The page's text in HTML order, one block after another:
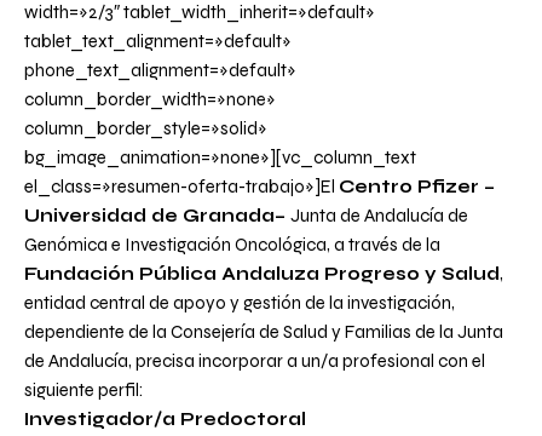
width=»2/3″ tablet_width_inherit=»default»
tablet_text_alignment=»default»
phone_text_alignment=»default»
column_border_width=»none»
column_border_style=»solid»
bg_image_animation=»none»][vc_column_text
el_class=»resumen-oferta-trabajo»]El Centro Pfizer –
Universidad de Granada– Junta de Andalucía de
Genómica e Investigación Oncológica, a través de la
Fundación Pública Andaluza Progreso y Salud,
entidad central de apoyo y gestión de la investigación,
dependiente de la Consejería de Salud y Familias de la Junta
de Andalucía, precisa incorporar a un/a profesional con el
siguiente perfil:
Investigador/a Predoctoral